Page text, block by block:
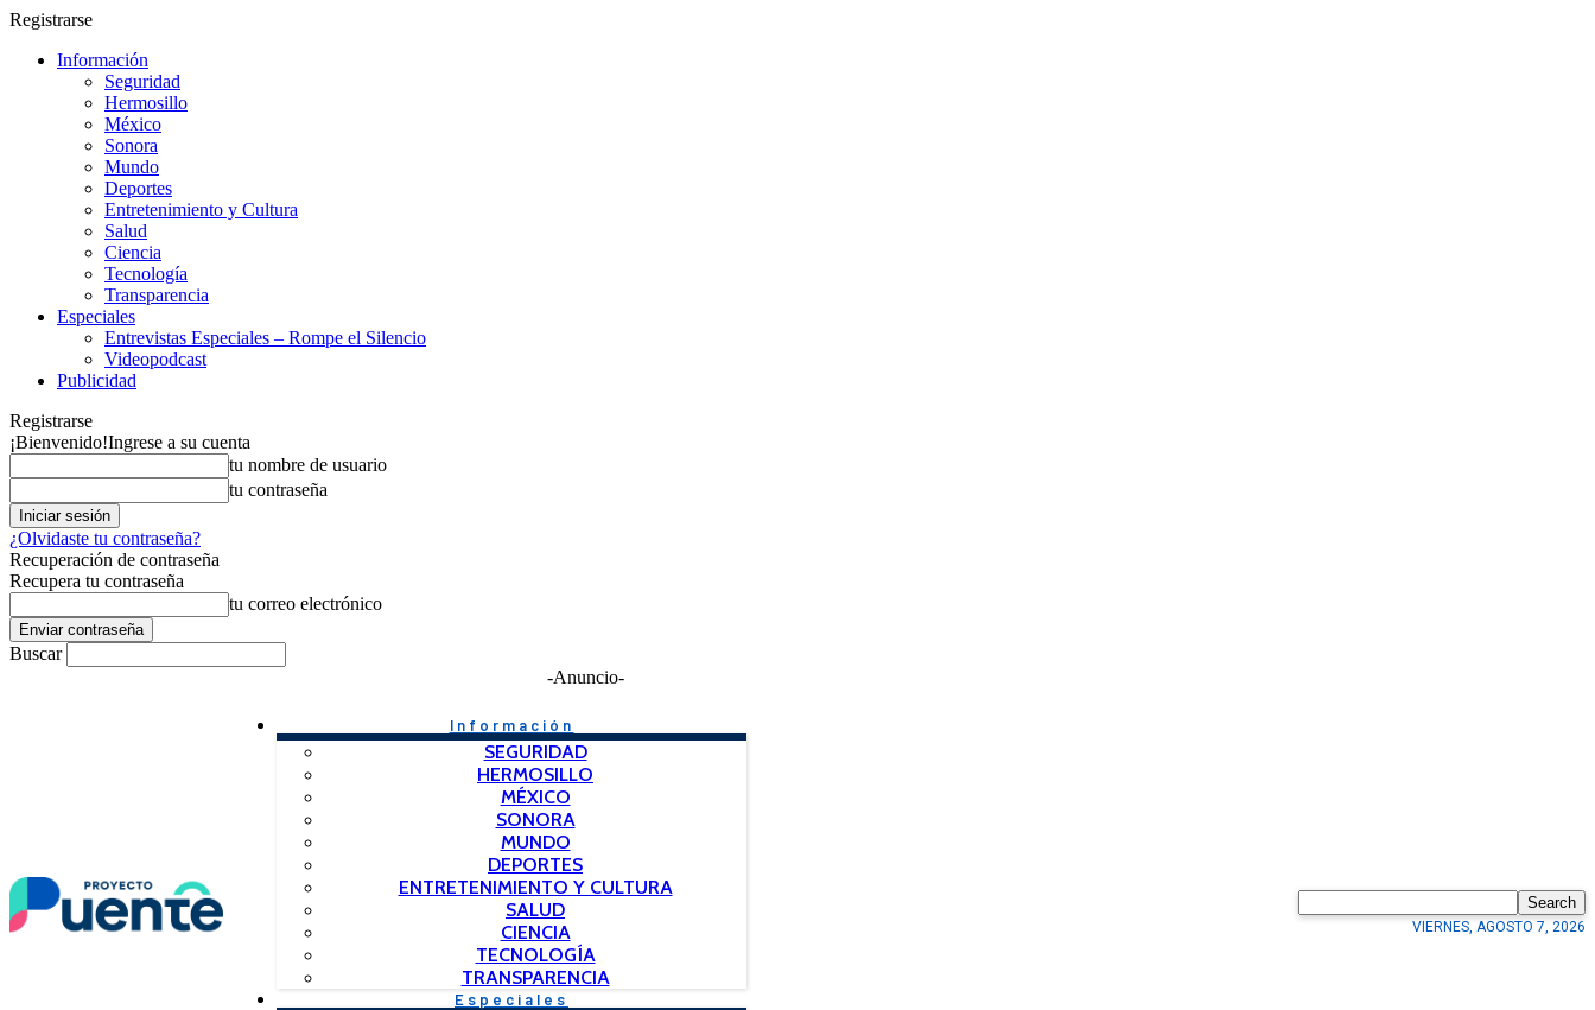
Registrarse
Información
Seguridad
Hermosillo
México
Sonora
Mundo
Deportes
Entretenimiento y Cultura
Salud
Ciencia
Tecnología
Transparencia
Especiales
Entrevistas Especiales – Rompe el Silencio
Videopodcast
Publicidad
Registrarse
¡Bienvenido!Ingrese a su cuenta
tu nombre de usuario
tu contraseña
¿Olvidaste tu contraseña?
Recuperación de contraseña
Recupera tu contraseña
tu correo electrónico
Buscar
-Anuncio-
Información
SEGURIDAD
HERMOSILLO
MÉXICO
SONORA
MUNDO
DEPORTES
ENTRETENIMIENTO Y CULTURA
SALUD
CIENCIA
TECNOLOGÍA
TRANSPARENCIA
Especiales
Search
VIERNES, AGOSTO 7, 2026